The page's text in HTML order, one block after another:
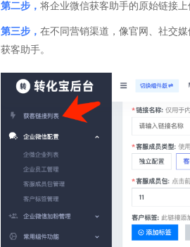
第二步， 将企业微信获客助手的原始链接
第三步， 在不同营销渠道，像官网、社交
获客助手。